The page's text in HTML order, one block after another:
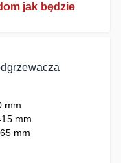
jak będzie
mm
mm
mm